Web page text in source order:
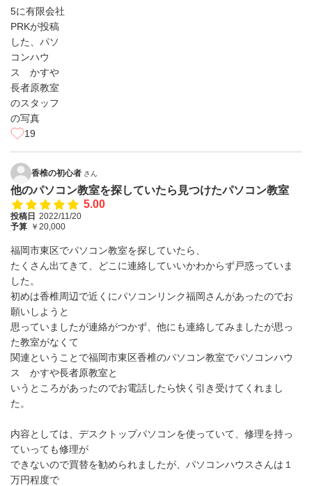
19
香椎の初心者 さん
他のパソコン教室を探していたら見つけたパソコン教室
5.00
投稿日 2022/11/20
予算 ￥20,000
福岡市東区でパソコン教室を探していたら、
たくさん出てきて、どこに連絡していいかわからず戸惑っていま
した。
初めは香椎周辺で近くにパソコンリンク福岡さんがあったのでお
願いしようと
思っていましたが連絡がつかず、他にも連絡してみましたが思っ
た教室がなくて
関連ということで福岡市東区香椎のパソコン教室でパソコンハウ
ス かすや長者原教室と
いうところがあったのでお電話したら快く引き受けてくれまし
た。
内容としては、デスクトップパソコンを使っていて、修理を持っ
ていっても修理が
できないので買替を勧められましたが、パソコンハウスさんは１
万円程度で